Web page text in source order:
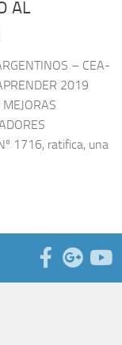
AL
– CEA-
2019
1716, ratifica, una